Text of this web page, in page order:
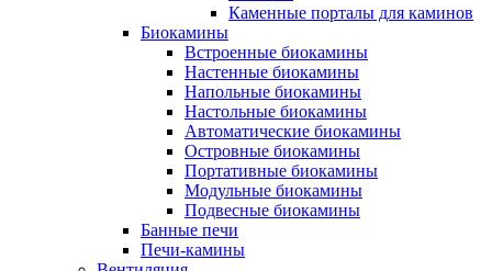
Каменные порталы для каминов
Биокамины
Встроенные биокамины
Настенные биокамины
Напольные биокамины
Настольные биокамины
Автоматические биокамины
Островные биокамины
Портативные биокамины
Модульные биокамины
Подвесные биокамины
Банные печи
Печи-камины